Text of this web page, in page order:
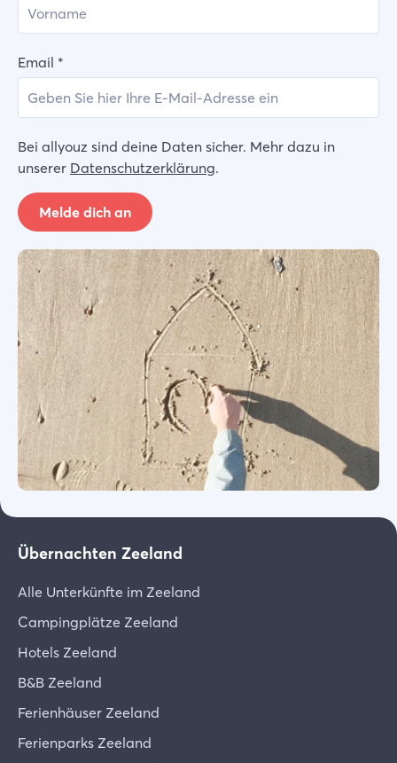
Email *
Bei allyouz sind deine Daten sicher. Mehr dazu in
unserer Datenschutzerklärung.
Melde dich an
Übernachten Zeeland
Alle Unterkünfte im Zeeland
Campingplätze Zeeland
Hotels Zeeland
B&B Zeeland
Ferienhäuser Zeeland
Ferienparks Zeeland